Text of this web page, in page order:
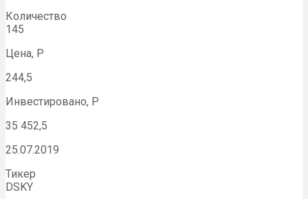
Количество
145
Цена, Р
244,5
Инвестировано, Р
35 452,5
25.07.2019
Тикер
DSKY